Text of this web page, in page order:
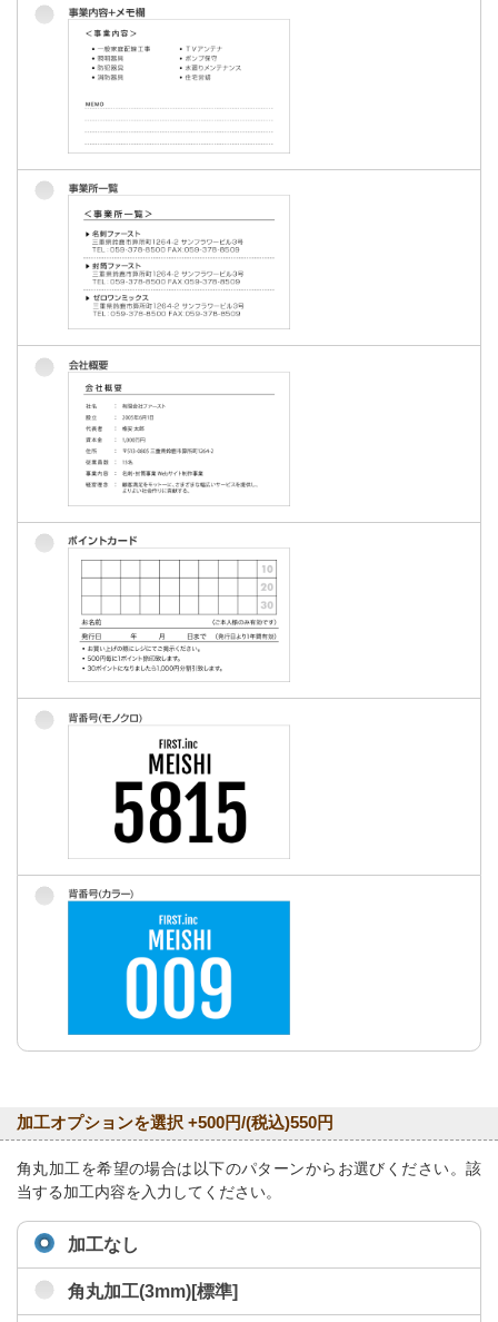
加工オプションを選択 +500円/(税込)550円
角丸加工を希望の場合は以下のパターンからお選びください。該
当する加工内容を入力してください。
加工なし
角丸加工(3mm)[標準]